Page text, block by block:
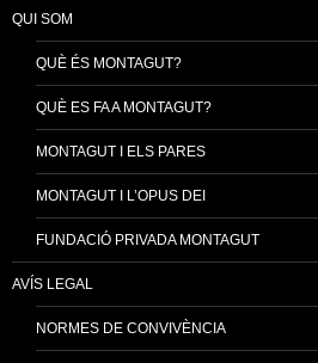
QUI SOM
QUÈ ÉS MONTAGUT?
QUÈ ES FA A MONTAGUT?
MONTAGUT I ELS PARES
MONTAGUT I L’OPUS DEI
FUNDACIÓ PRIVADA MONTAGUT
AVÍS LEGAL
NORMES DE CONVIVÈNCIA